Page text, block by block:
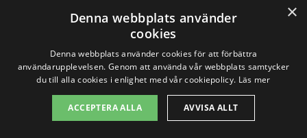
Få 3 erbjudanden, gratis och utan
förpliktelser
×
Denna webbplats använder
cookies
Denna webbplats använder cookies för att förbättra
användarupplevelsen. Genom att använda vår webbplats samtycker
du till alla cookies i enlighet med vår cookiepolicy. Läs mer
ACCEPTERA ALLA AVVISA ALLT